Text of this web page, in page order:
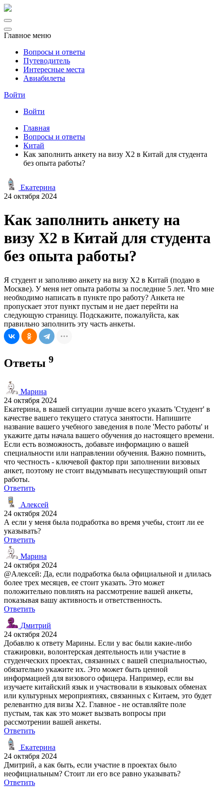
Главное меню
Вопросы и ответы
Путеводитель
Интересные места
Авиабилеты
Войти
Войти
Главная
Вопросы и ответы
Китай
Как заполнить анкету на визу X2 в Китай для студента
без опыта работы?
Екатерина
24 октября 2024
Как заполнить анкету на
визу X2 в Китай для студента
без опыта работы?
Я студент и заполняю анкету на визу X2 в Китай (подаю в
Москве). У меня нет опыта работы за последние 5 лет. Что мне
необходимо написать в пункте про работу? Анкета не
пропускает этот пункт пустым и не дает перейти на
следующую страницу. Подскажите, пожалуйста, как
правильно заполнить эту часть анкеты.
Ответы 9
Марина
24 октября 2024
Екатерина, в вашей ситуации лучше всего указать 'Студент' в
качестве вашего текущего статуса занятости. Напишите
название вашего учебного заведения в поле 'Место работы' и
укажите даты начала вашего обучения до настоящего времени.
Если есть возможность, добавьте информацию о вашей
специальности или направлении обучения. Важно помнить,
что честность - ключевой фактор при заполнении визовых
анкет, поэтому не стоит выдумывать несуществующий опыт
работы.
Ответить
Алексей
24 октября 2024
А если у меня была подработка во время учебы, стоит ли ее
указывать?
Ответить
Марина
24 октября 2024
@Алексей: Да, если подработка была официальной и длилась
более трех месяцев, ее стоит указать. Это может
положительно повлиять на рассмотрение вашей анкеты,
показывая вашу активность и ответственность.
Ответить
Дмитрий
24 октября 2024
Добавлю к ответу Марины. Если у вас были какие-либо
стажировки, волонтерская деятельность или участие в
студенческих проектах, связанных с вашей специальностью,
обязательно укажите их. Это может быть ценной
информацией для визового офицера. Например, если вы
изучаете китайский язык и участвовали в языковых обменах
или культурных мероприятиях, связанных с Китаем, это будет
релевантно для визы X2. Главное - не оставляйте поле
пустым, так как это может вызвать вопросы при
рассмотрении вашей анкеты.
Ответить
Екатерина
24 октября 2024
Дмитрий, а как быть, если участие в проектах было
неофициальным? Стоит ли его все равно указывать?
Ответить